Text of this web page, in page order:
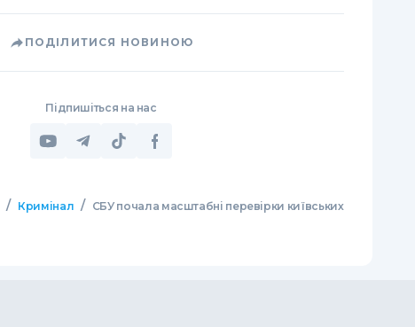
ПОДІЛИТИСЯ НОВИНОЮ
Підпишіться на нас
/ Кримінал /
СБУ почала масштабні перевірки київських